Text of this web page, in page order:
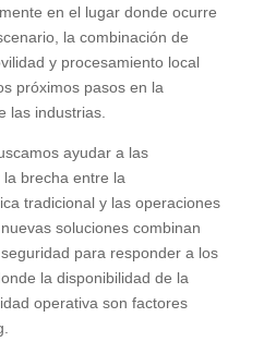
en el lugar donde ocurre
la combinación de
y procesamiento local
próximos pasos en la
las industrias.
ayudar a las
brecha entre la
tradicional y las operaciones
soluciones combinan
para responder a los
la disponibilidad de la
operativa son factores